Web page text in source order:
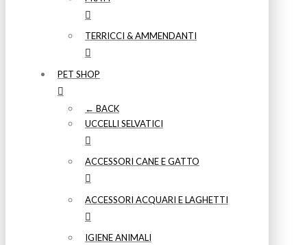
TERRICCI & AMMENDANTI
PET SHOP
← BACK
UCCELLI SELVATICI
ACCESSORI CANE E GATTO
ACCESSORI ACQUARI E LAGHETTI
IGIENE ANIMALI